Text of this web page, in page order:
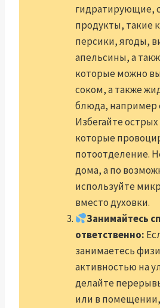
гидратирующие,
продукты, такие
персики, ягоды,
апельсины, а
которые можно
соком, а также
блюда, например
Избегайте
которые
потоотделение.
дома, а по
используйте
вместо духовки.
Занимайтесь
ответственно:
занимаетесь
активностью на
делайте
или в